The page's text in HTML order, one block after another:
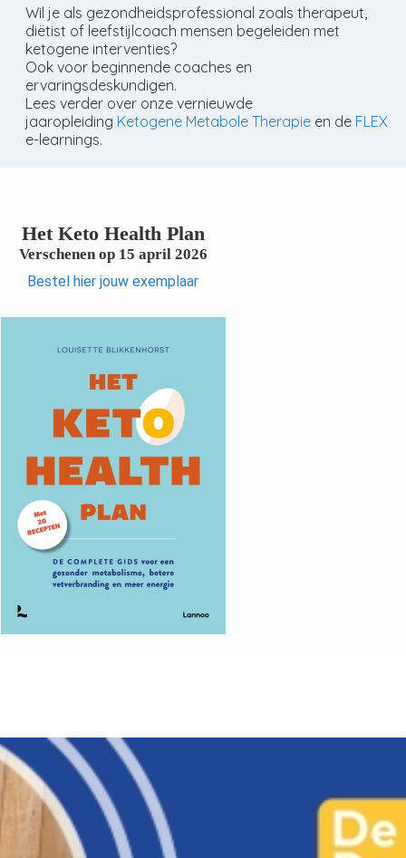
Wil je als gezondheidsprofessional zoals therapeut,
diëtist of leefstijlcoach mensen begeleiden met
ketogene interventies?
Ook voor beginnende coaches en
ervaringsdeskundigen.
Lees verder over onze vernieuwde
jaaropleiding Ketogene Metabole Therapie en de FLEX
e-learnings.
Het Keto Health Plan
Verschenen op 15 april 2026
Bestel hier jouw exemplaar